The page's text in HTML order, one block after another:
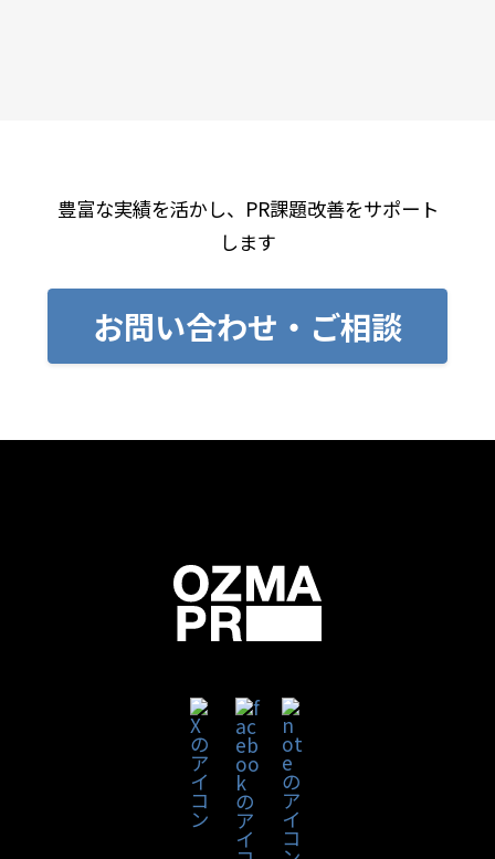
豊富な実績を活かし、PR課題改善をサポート
します
お問い合わせ・ご相談